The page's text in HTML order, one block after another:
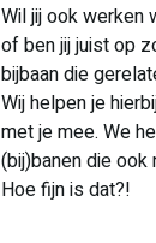
Wil jij ook werken
of ben jij juist op
bijbaan die
Wij helpen je
met je mee. We
(bij)banen die
Hoe fijn is dat?!